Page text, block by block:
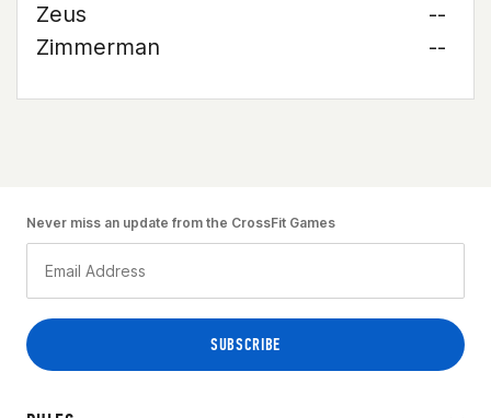
Zeus
--
Zimmerman
--
Never miss an update from the CrossFit Games